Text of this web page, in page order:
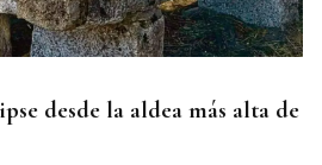
desde la aldea más alta de